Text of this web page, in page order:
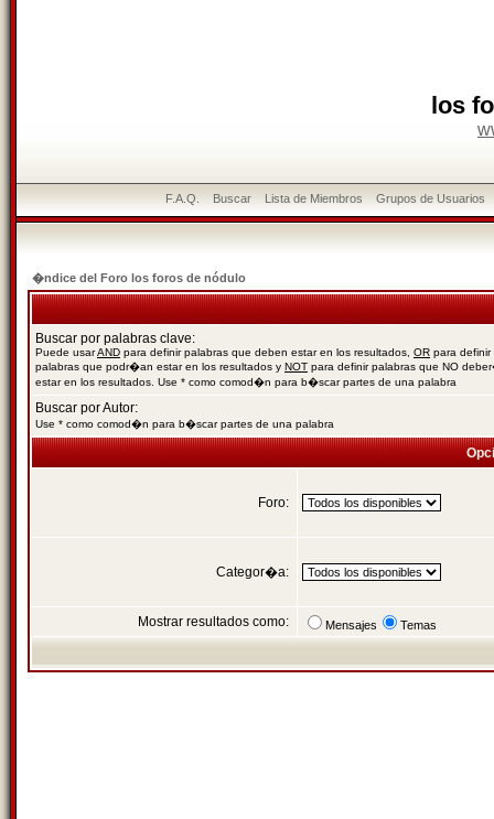
los
F.A.Q. Buscar Lista de Miembros Grupos de Usuarios
�ndice del Foro los foros de nódulo
Buscar por palabras clave:
Puede usarAND para definir palabras que deben estar en los resultados, OR para definir
palabras que podr�an estar en los resultados y NOT para definir palabras que NO
estar en los resultados. Use * como comod�n para b�scar partes de una palabra
Buscar por Autor:
Use * como comod�n para b�scar partes de una palabra
Foro:
Categor�a:
Mostrar resultados como: Mensajes Temas